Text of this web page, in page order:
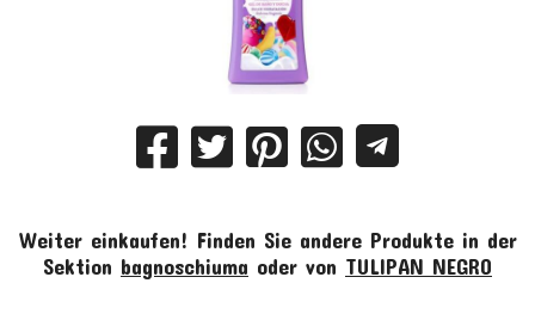
Weiter einkaufen! Finden Sie andere Produkte in der
Sektion bagnoschiuma oder von TULIPAN NEGRO